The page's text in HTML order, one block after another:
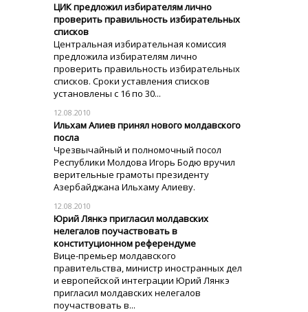
ЦИК предложил избирателям лично
проверить правильность избирательных
списков
Центральная избирательная комиссия
предложила избирателям лично
проверить правильность избирательных
списков. Сроки уставления списков
установлены с 16 по 30...
12.08.2010
Ильхам Алиев принял нового молдавского
посла
Чрезвычайный и полномочный посол
Республики Молдова Игорь Бодю вручил
верительные грамоты президенту
Азербайджана Ильхаму Алиеву.
12.08.2010
Юрий Лянкэ пригласил молдавских
нелегалов поучаствовать в
конституционном референдуме
Вице-премьер молдавского
правительства, министр иностранных дел
и европейской интеграции Юрий Лянкэ
пригласил молдавских нелегалов
поучаствовать в...